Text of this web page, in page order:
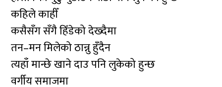
कहिले काहीँ
कसैसँग सँगै हिँडेको देख्दैमा
तन–मन मिलेको ठान्नु हुँदैन
त्यहाँ मान्छे खाने दाउ पनि लुकेको हुन्छ
वर्गीय समाजमा